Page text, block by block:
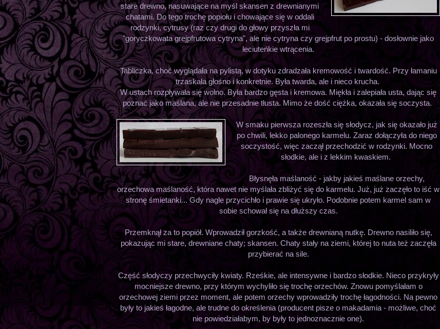
stare drewno, nasuwające na myśl skansen z drewnianymi
chatami. Do tego trochę popiołu i chowające się w oddali
rodzynki, cytrusy (raz czy drugi do głowy przyszła mi
"goryczkowata grejpfrutowa cytryna", ale nie cytryna czy grejpfrut po prostu) - dosłownie jako
leciuteńkie wtrącenia.
Tabliczka, choć wyglądała na pylistą, w dotyku zdradzała kremowość i twardość. Przy łamaniu
trzaskała głośno i konkretnie. Była twarda, ale i nieco krucha.
W ustach rozpływała się wolno. Była bardzo gęsta i kremowa. Miękła i zalepiała usta, dając się
poznać jako maślana, ale nie przesadnie tłusta. Mimo że dość ciężka, okazała się soczysta.
W smaku pierwsza rozeszła się słodycz, jak się okazało już
po chwili, lekko palonego karmelu. Zaraz dołączyła do niego
soczystość, więc zaczął przechodzić w rodzynki. Mocno
słodkie, ale i z lekkim kwaskiem.
Błysnęła maślaność - jakby jakieś maślane orzechy,
orzechowa maślaność, która nawet nie myślała zbliżyć się do karmelu. Już, już zaczęło to iść w
stronę śmietanki... Gdy nagle przycichło i prawie się ukryło. Podobnie potem karmel sam w
sobie schował się na dłuższy czas.
Przemknął za to popiół. Wprowadził gorzkość, a także drewnianą nutkę. Drewno nasiliło się,
pokazując mi stare, drewniane chaty; skansen. Chaty stały na ziemi, której to nuta też zaczęła
przybierać na sile.
Część słodyczy przechwyciły kwiaty. Rześkie, ale intensywne i bardzo słodkie. Nieco przykryły
mocniejsze drewno, przy którym wychyliło się trochę orzechów. Znowu pomyślałam o
orzechowej ziemi przez moment, ale potem orzechy wprowadziły trochę łagodności. Na pewno
były to jakieś łagodne, ale trudne do określenia (producent pisze o makadamia - możliwe, choć
nie powiedziałabym, by były to jednoznacznie one).